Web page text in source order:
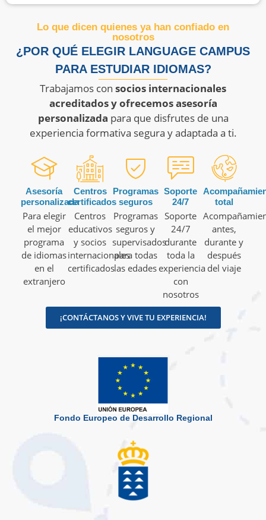
Lo que dicen quienes ya han confiado en
nosotros
¿POR QUÉ ELEGIR LANGUAGE CAMPUS
PARA ESTUDIAR IDIOMAS?
Trabajamos con socios internacionales
acreditados y ofrecemos asesoría
personalizada para que disfrutes de una
experiencia formativa segura y adaptada a ti.
Asesoría
personalizada
Para elegir
el mejor
programa
de idiomas
en el
extranjero
Centros
certificados
Centros
educativos
y socios
internacionales
certificados
Programas
seguros
Programas
seguros y
supervisados
para todas
las edades
Soporte
24/7
Soporte
24/7
durante
toda la
experiencia
con
nosotros
total
antes,
durante y
después
del viaje
¡CONTÁCTANOS Y VIVE TU EXPERIENCIA!
Fondo Europeo de Desarrollo Regional